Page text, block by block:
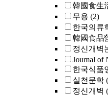
韓國食生
무용 (2)
한국의류
韓國食品
정신개벽
Journal of
한국식품
실천문학
정신개벽